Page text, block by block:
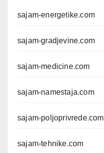
sajam-energetike.com
sajam-gradjevine.com
sajam-medicine.com
sajam-namestaja.com
sajam-poljoprivrede.com
sajam-tehnike.com